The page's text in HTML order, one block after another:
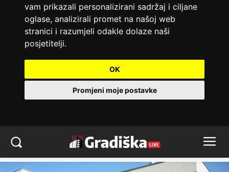
vam prikazali personalizirani sadržaj i ciljane
oglase, analizirali promet na našoj web
stranici i razumjeli odakle dolaze naši
posjetitelji.
OK
Promjeni moje postavke